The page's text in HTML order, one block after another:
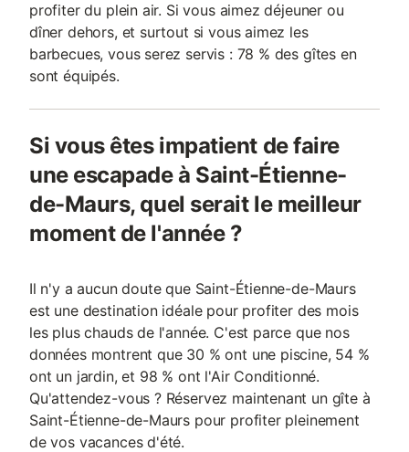
profiter du plein air. Si vous aimez déjeuner ou
dîner dehors, et surtout si vous aimez les
barbecues, vous serez servis : 78 % des gîtes en
sont équipés.
Si vous êtes impatient de faire
une escapade à Saint-Étienne-
de-Maurs, quel serait le meilleur
moment de l'année ?
Il n'y a aucun doute que Saint-Étienne-de-Maurs
est une destination idéale pour profiter des mois
les plus chauds de l'année. C'est parce que nos
données montrent que 30 % ont une piscine, 54 %
ont un jardin, et 98 % ont l'Air Conditionné.
Qu'attendez-vous ? Réservez maintenant un gîte à
Saint-Étienne-de-Maurs pour profiter pleinement
de vos vacances d'été.